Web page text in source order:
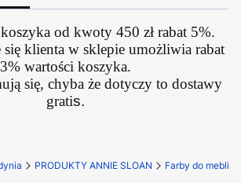
od kwoty 450 zł rabat 5%.
się klienta w sklepie umożliwia rabat
3% wartości koszyka.
się, chyba że dotyczy to dostawy
gratis.
PRODUKTY ANNIE SLOAN